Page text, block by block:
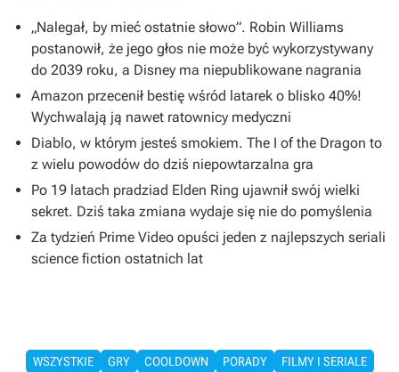
„Nalegał, by mieć ostatnie słowo”. Robin Williams
postanowił, że jego głos nie może być wykorzystywany
do 2039 roku, a Disney ma niepublikowane nagrania
Amazon przecenił bestię wśród latarek o blisko 40%!
Wychwalają ją nawet ratownicy medyczni
Diablo, w którym jesteś smokiem. The I of the Dragon to
z wielu powodów do dziś niepowtarzalna gra
Po 19 latach pradziad Elden Ring ujawnił swój wielki
sekret. Dziś taka zmiana wydaje się nie do pomyślenia
Za tydzień Prime Video opuści jeden z najlepszych seriali
science fiction ostatnich lat
WSZYSTKIE GRY COOLDOWN PORADY
FILMY I SERIALE